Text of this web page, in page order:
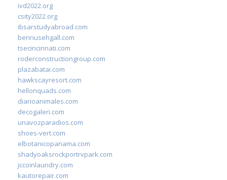
ivd2022.org
csity2022.org
ibsarstudyabroad.com
bennusehgall.com
tsecincinnati.com
roderconstructiongroup.com
plazabatai.com
hawkscayresort.com
hellonquads.com
diarioanimales.com
decogaleri.com
unavozparadios.com
shoes-vert.com
elbotanicopanama.com
shadyoaksrockportrvpark.com
jccoinlaundry.com
kautorepair.com